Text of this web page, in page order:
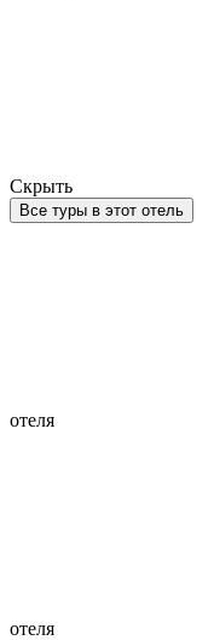
Скрыть
Все туры в этот отель
отеля
отеля